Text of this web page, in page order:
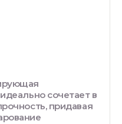
сочетает в
придавая